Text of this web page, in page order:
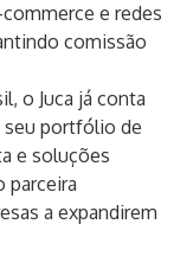
e redes
comissão
o Juca já conta
seu portfólio de
e soluções
parceira
a expandirem